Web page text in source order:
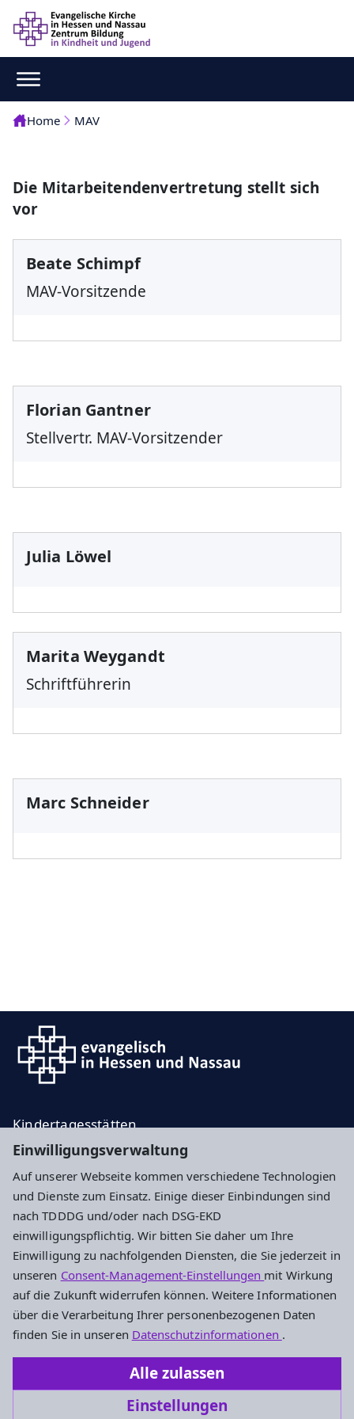
Einwilligungsverwaltung
Auf unserer Webseite kommen verschiedene Technologien
und Dienste zum Einsatz. Einige dieser Einbindungen sind
nach TDDDG und/oder nach DSG-EKD
einwilligungspflichtig. Wir bitten Sie daher um Ihre
Einwilligung zu nachfolgenden Diensten, die Sie jederzeit in
unseren Consent-Management-Einstellungen mit Wirkung
auf die Zukunft widerrufen können. Weitere Informationen
über die Verarbeitung Ihrer personenbezogenen Daten
finden Sie in unseren Datenschutzinformationen .
Alle zulassen
Einstellungen
Home MAV
Die Mitarbeitendenvertretung stellt sich
vor
Beate Schimpf
MAV-Vorsitzende
Florian Gantner
Stellvertr. MAV-Vorsitzender
Julia Löwel
Marita Weygandt
Schriftführerin
Marc Schneider
Kindertagesstätten
Kinder und Jugend
Impressum Datenschutz Cookie-Einstellungen
Zentrum Bildung in Kindheit und Jugend
der Evangelischen Kirche in Hessen und Nassau
Heinrichstraße 173
64287 Darmstadt
Tel.: 06151 6690-100
Fax: 06151 6690-123